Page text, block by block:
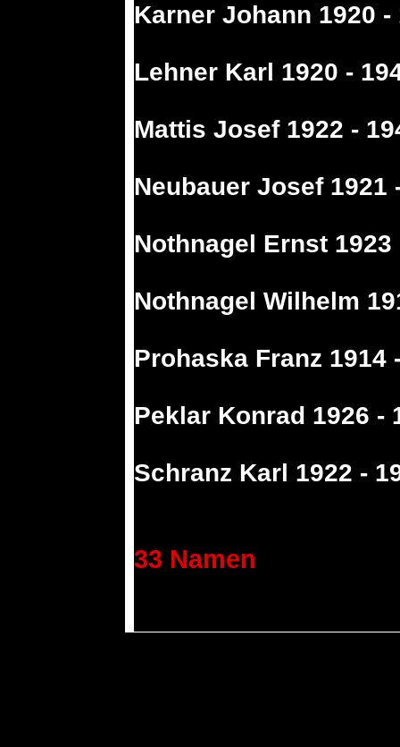
Karner Johann 1920 -
Lehner Karl 1920 -
Mattis Josef 1922 -
Neubauer Josef 1921
Nothnagel Ernst 1923
Nothnagel Wilhelm
Prohaska Franz 1914
Peklar Konrad 1926 -
Schranz Karl 1922 -
33 Namen